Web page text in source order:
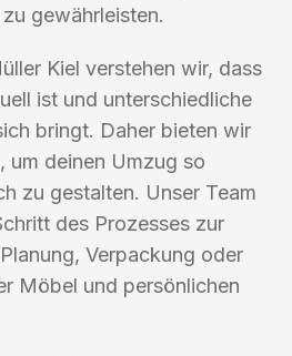
gewährleisten.
Kiel verstehen wir, dass
ist und unterschiedliche
bringt. Daher bieten wir
um deinen Umzug so
zu gestalten. Unser Team
des Prozesses zur
Verpackung oder
Möbel und persönlichen